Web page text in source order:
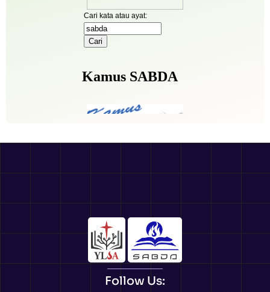
Follow Us: